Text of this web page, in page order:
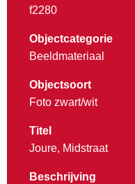
f2280
Objectcategorie
Beeldmateriaal
Objectsoort
Foto zwart/wit
Titel
Joure, Midstraat
Beschrijving